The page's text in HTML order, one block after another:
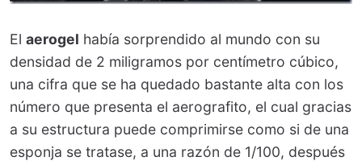
El aerogel había sorprendido al mundo con su
densidad de 2 miligramos por centímetro cúbico,
una cifra que se ha quedado bastante alta con los
número que presenta el aerografito, el cual gracias
a su estructura puede comprimirse como si de una
esponja se tratase, a una razón de 1/100, después